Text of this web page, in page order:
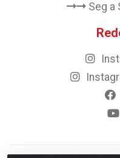
Seg a